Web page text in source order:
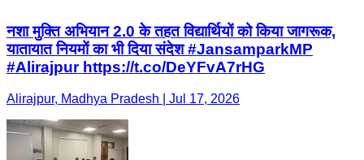
नशा मुक्ति अभियान 2.0 के तहत विद्यार्थियों को किया जागरूक,
यातायात नियमों का भी दिया संदेश #JansamparkMP
#Alirajpur https://t.co/DeYFvA7rHG
Alirajpur, Madhya Pradesh | Jul 17, 2026